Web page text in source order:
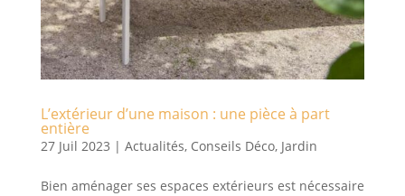
L’extérieur d’une maison : une pièce à part
entière
27 Juil 2023 | Actualités, Conseils Déco, Jardin
Bien aménager ses espaces extérieurs est nécessaire